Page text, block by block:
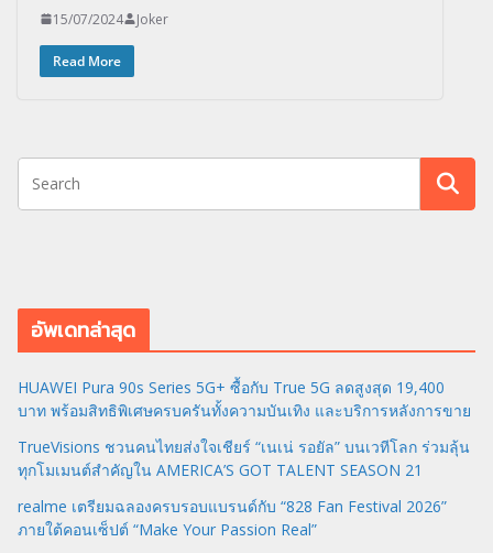
15/07/2024 Joker
Read More
อัพเดทล่าสุด
HUAWEI Pura 90s Series 5G+ ซื้อกับ True 5G ลดสูงสุด 19,400
บาท พร้อมสิทธิพิเศษครบครันทั้งความบันเทิง และบริการหลังการขาย
TrueVisions ชวนคนไทยส่งใจเชียร์ “เนเน่ รอยัล” บนเวทีโลก ร่วมลุ้น
ทุกโมเมนต์สำคัญใน AMERICA’S GOT TALENT SEASON 21
realme เตรียมฉลองครบรอบแบรนด์กับ “828 Fan Festival 2026”
ภายใต้คอนเซ็ปต์ “Make Your Passion Real”